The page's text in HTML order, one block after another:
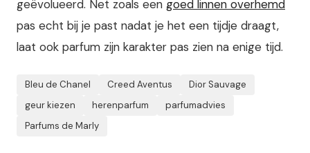
geëvolueerd. Net zoals een goed linnen overhemd
pas echt bij je past nadat je het een tijdje draagt,
laat ook parfum zijn karakter pas zien na enige tijd.
Bleu de Chanel Creed Aventus
Dior Sauvage
geur kiezen
herenparfum
parfumadvies
Parfums de Marly